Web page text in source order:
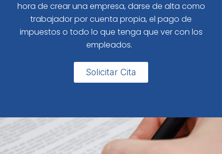
hora de crear una empresa, darse de alta como
trabajador por cuenta propia, el pago de
impuestos o todo lo que tenga que ver con los
empleados.
Solicitar Cita